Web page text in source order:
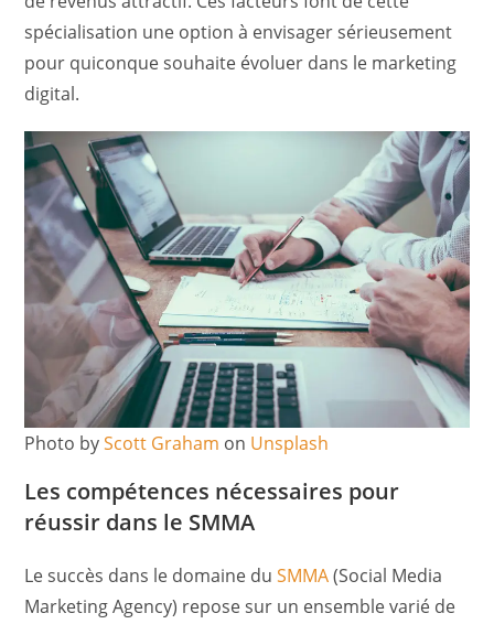
spécialisation une option à envisager sérieusement
pour quiconque souhaite évoluer dans le marketing
digital.
Photo byScott Graham on Unsplash
Les compétences nécessaires pour
réussir dans le SMMA
Le succès dans le domaine duSMMA(Social Media
Marketing Agency) repose sur un ensemble varié de